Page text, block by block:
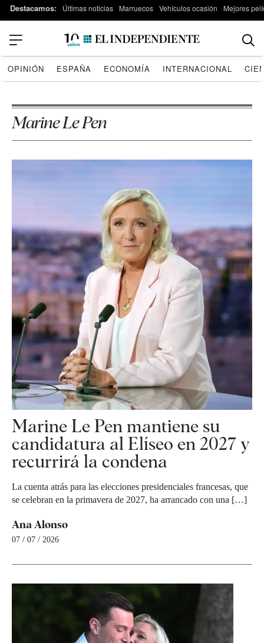
Destacamos: Últimas noticias Marruecos Vehículos ocasión Mejores
OPINIÓN ESPAÑA ECONOMÍA INTERNACIONAL
Marine Le Pen
Marine Le Pen mantiene su
candidatura al Elíseo en 2027 y
recurrirá la condena
La cuenta atrás para las elecciones presidenciales francesas, que
se celebran en la primavera de 2027, ha arrancado con una […]
Ana Alonso
07 / 07 / 2026